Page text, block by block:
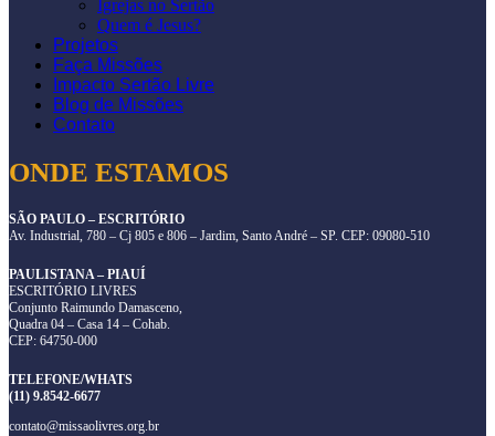
Igrejas no Sertão
Quem é Jesus?
Projetos
Faça Missões
Impacto Sertão Livre
Blog de Missões
Contato
ONDE ESTAMOS
SÃO PAULO – ESCRITÓRIO
Av. Industrial, 780 – Cj 805 e 806 – Jardim, Santo André – SP. CEP: 09080-510
PAULISTANA – PIAUÍ
ESCRITÓRIO LIVRES
Conjunto Raimundo Damasceno,
Quadra 04 – Casa 14 – Cohab.
CEP: 64750-000
TELEFONE/WHATS
(11) 9.8542-6677
contato@missaolivres.org.br